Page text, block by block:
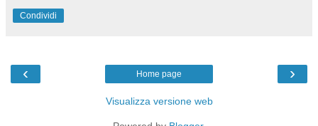
Condividi
‹ ›
Home page
Visualizza versione web